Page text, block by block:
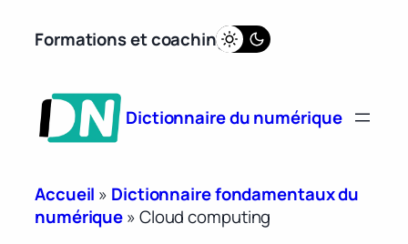
Formations et coaching
Dictionnaire du numérique
Accueil » Dictionnaire fondamentaux du
numérique»Cloud computing